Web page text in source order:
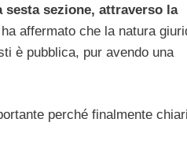
sezione, attraverso la
affermato che la natura
è pubblica, pur avendo una
perché finalmente